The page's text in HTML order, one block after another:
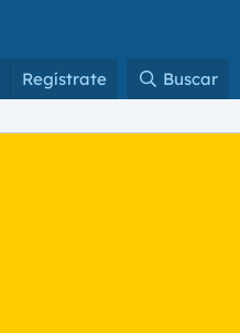
Regístrate Buscar